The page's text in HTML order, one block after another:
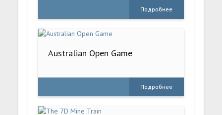
Подробнее
Australian Open Game
Подробнее